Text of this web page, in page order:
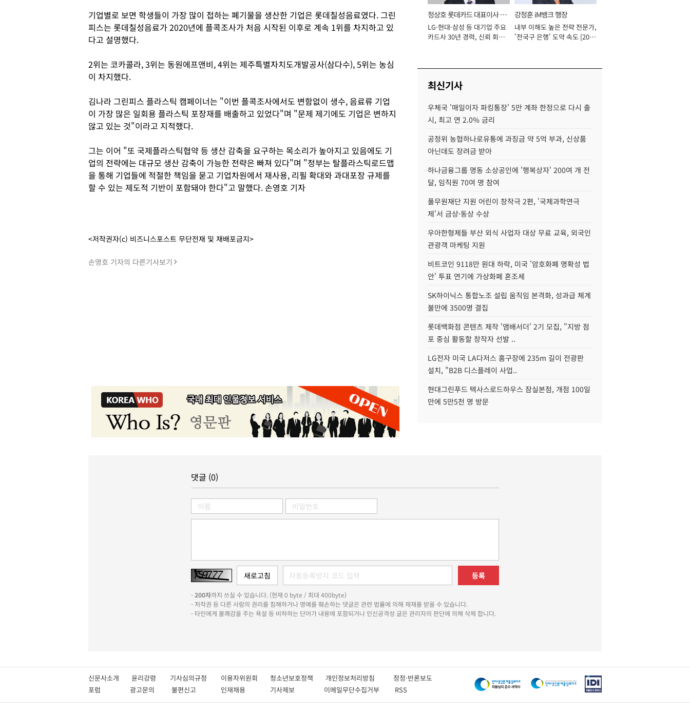
기업별로 보면 학생들이 가장 많이 접하는 폐기물을 생산한 기업은 롯데칠성음료였다. 그린
피스는 롯데칠성음료가 2020년에 플콕조사가 처음 시작된 이후로 계속 1위를 차지하고 있
다고 설명했다.
2위는 코카콜라, 3위는 동원에프앤비, 4위는 제주특별자치도개발공사(삼다수), 5위는 농심
이 차지했다.
김나라 그린피스 플라스틱 캠페이너는 "이번 플콕조사에서도 변함없이 생수, 음료류 기업
이 가장 많은 일회용 플라스틱 포장재를 배출하고 있었다"며 "문제 제기에도 기업은 변하지
않고 있는 것"이라고 지적했다.
그는 이어 "또 국제플라스틱협약 등 생산 감축을 요구하는 목소리가 높아지고 있음에도 기
업의 전략에는 대규모 생산 감축이 가능한 전략은 빠져 있다"며 "정부는 탈플라스틱로드맵
을 통해 기업들에 적절한 책임을 묻고 기업차원에서 재사용, 리필 확대와 과대포장 규제를
할 수 있는 제도적 기반이 포함돼야 한다"고 말했다. 손영호 기자
<저작권자(c) 비즈니스포스트 무단전재 및 재배포금지>
손영호 기자의 다른기사보기
정상호 롯데카드 대표이사 사
장
LG·현대·삼성 등 대기업 주요
카드사 30년 경력, 신뢰 회복
강정훈 iM뱅크 행장
내부 이해도 높은 전략 전문가,
'전국구 은행' 도약 속도 [2026
최신기사
우체국 '매일이자 파킹통장' 5만 계좌 한정으로 다시 출
시, 최고 연 2.0% 금리
공정위 농협하나로유통에 과징금 약 5억 부과, 신상품
아닌데도 장려금 받아
하나금융그룹 명동 소상공인에 '행복상자' 200여 개 전
달, 임직원 70여 명 참여
풀무원재단 지원 어린이 창작극 2편, '국제과학연극
제'서 금상·동상 수상
우아한형제들 부산 외식 사업자 대상 무료 교육, 외국인
관광객 마케팅 지원
비트코인 9118만 원대 하락, 미국 '암호화폐 명확성 법
안' 투표 연기에 가상화폐 혼조세
SK하이닉스 통합노조 설립 움직임 본격화, 성과급 체계
불만에 3500명 결집
롯데백화점 콘텐츠 제작 '앰배서더' 2기 모집, "지방 점
포 중심 활동할 창작자 선발 ..
LG전자 미국 LA다저스 홈구장에 235m 길이 전광판
설치, "B2B 디스플레이 사업..
현대그린푸드 텍사스로드하우스 잠실본점, 개점 100일
만에 5만5천 명 방문
댓글 (0)
등록
-200자까지 쓰실 수 있습니다. (현재 0 byte / 최대 400byte)
- 저작권 등 다른 사람의 권리를 침해하거나 명예를 훼손하는 댓글은 관련 법률에 의해 제재를 받을 수 있습니다.
- 타인에게 불쾌감을 주는 욕설 등 비하하는 단어가 내용에 포함되거나 인신공격성 글은 관리자의 판단에 의해 삭제 합니다.
신문사소개 윤리강령 기사심의규정 이용자위원회 청소년보호정책 개인정보처리방침 정정·반론보도
포럼
광고문의 불편신고 인재채용 기사제보 이메일무단수집거부 RSS